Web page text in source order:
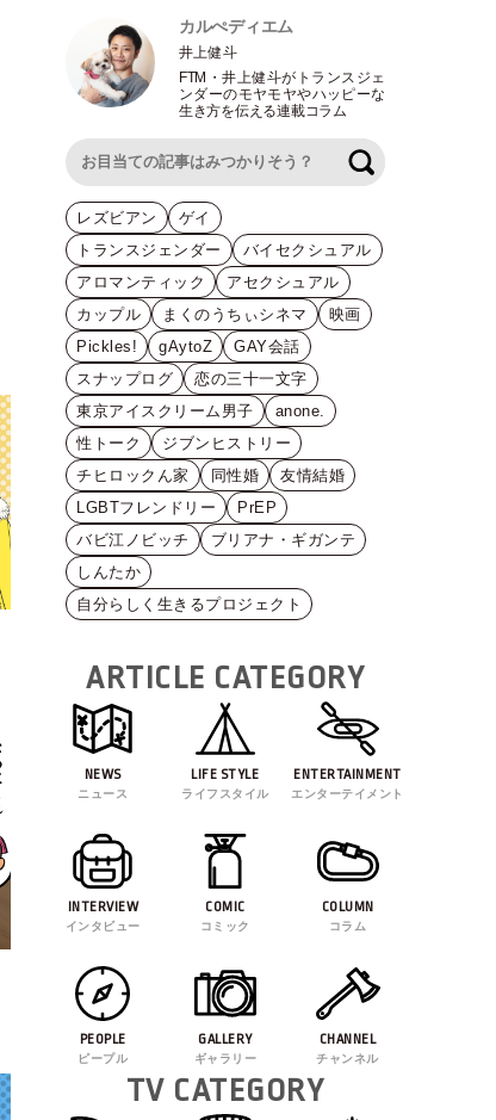
カルぺディエム
井上健斗
FTM ・井上健斗がトランスジェ
ンダーのモヤモヤやハッピーな
生き方を伝える連載コラム
レズビアン
ゲイ
トランスジェンダー
バイセクシュアル
アロマンティック
アセクシュアル
カップル
まくのうちぃシネマ
映画
Pickles!
gAytoZ
GAY会話
スナップログ
恋の三十一文字
東京アイスクリーム男子
anone.
性トーク
ジブンヒストリー
チヒロックん家
同性婚
友情結婚
LGBTフレンドリー
PrEP
バビ江ノビッチ
ブリアナ・ギガンテ
しんたか
自分らしく生きるプロジェクト
ARTICLE CATEGORY
NEWS
ニュース
LIFE STYLE
ライフスタイル
ENTERTAINMENT
エンターテイメント
INTERVIEW
インタビュー
COMIC
コミック
COLUMN
コラム
PEOPLE
ピープル
GALLERY
ギャラリー
CHANNEL
チャンネル
TV CATEGORY